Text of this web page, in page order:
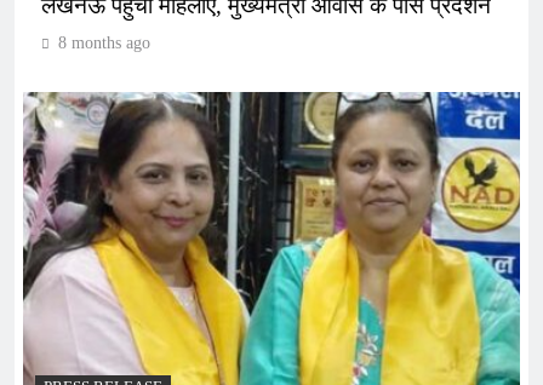
लखनऊ पहुंचीं महिलाएं, मुख्यमंत्री आवास के पास प्रदर्शन
8 months ago